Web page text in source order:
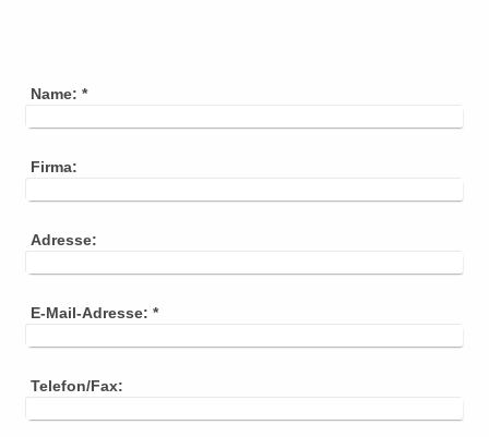
Name: *
Firma:
Adresse:
E-Mail-Adresse: *
Telefon/Fax: